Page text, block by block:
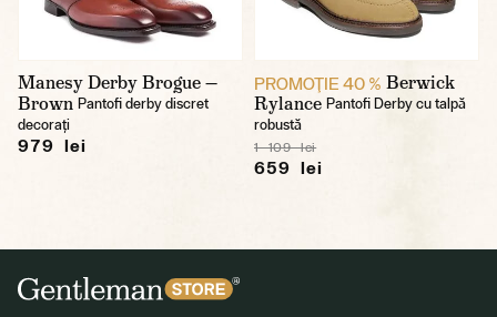
Manesy Derby Brogue —
Brown Pantofi derby discret
decorați
979 lei
PROMOŢIE 40 % Berwick
Rylance Pantofi Derby cu talpă
robustă
1 109 lei
659 lei